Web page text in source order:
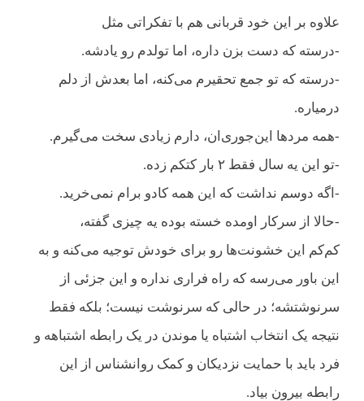
علاوه بر این خود قربانی هم با تفکراتی مثل
-درسته که دست بزن داره، اما تولدم رو یادشه.
-درسته که تو جمع تحقیرم می‌کنه، اما بعدش از دلم
درمیاره.
-همه مردها این‌جوری‌ان، دارم زیادی سخت می‌گیرم.
-تو این یه سال فقط ۲ بار کتکم زده.
-اگه دوسم نداشت که این همه کادو برام نمی‌خرید.
-حالا از سرکار اومده خسته بوده یه چیزی گفته،
کم‌کم این خشونت‌ها رو برای خودش توجیه می‌کنه و به
این باور می‌رسه که راه فراری نداره و این جزئی از
سرنوشتشه؛ در حالی که سرنوشت نیست؛ بلکه فقط
نتیجه یک انتخاب اشتباه یا موندن در یک رابطه اشتباهه و
فرد باید با حمایت نزدیکان و کمک روانشناس از این
رابطه بیرون بیاد.